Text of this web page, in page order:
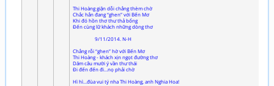
Thi Hoàng giận dỗi chẳng thèm chờ
Chắc hẳn đang “ghen” với Bến Mơ
Khi đó hồn thơ thư thả bổng
Đến cùng lữ khách những dòng thơ
9/11/2014. N-H
Chẳng rỗi “ghen” hờ với Bến Mơ
Thi Hoàng - khách xịn ngọt đường thơ
Dăm câu mười ý vần thư thái
Đi đến đến đi…nọ phải chờ
Hì hì…đùa vui tý nha Thi Hoàng, anh Nghia Hoa!